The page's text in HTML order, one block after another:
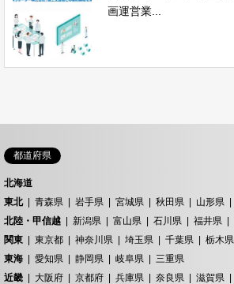
画運営業...
都道府県
北海道
東北
青森県 岩手県 宮城県 秋田県 山形県
北陸・甲信越
新潟県 富山県 石川県 福井県
関東
東京都 神奈川県 埼玉県 千葉県 栃木県
東海
愛知県 静岡県 岐阜県
三重県
近畿
大阪府 京都府 兵庫県 奈良県 滋賀県